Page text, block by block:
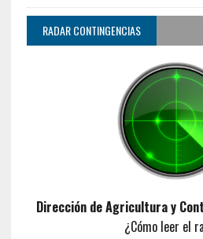
RADAR CONTINGENCIAS
Dirección de Agricultura y
¿Cómo leer el